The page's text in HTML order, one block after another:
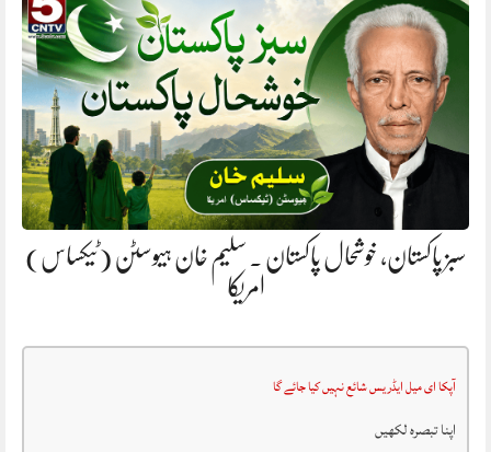
سبز پاکستان، خوشحال پاکستان . سلیم خان ہیوسٹن (ٹیکساس)
امریکا
آپکا ای میل ایڈریس شائع نہیں کیا جائے گا
اپنا تبصرہ لکھیں